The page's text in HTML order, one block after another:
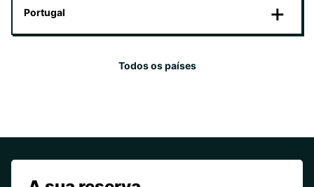
Portugal
Todos os países